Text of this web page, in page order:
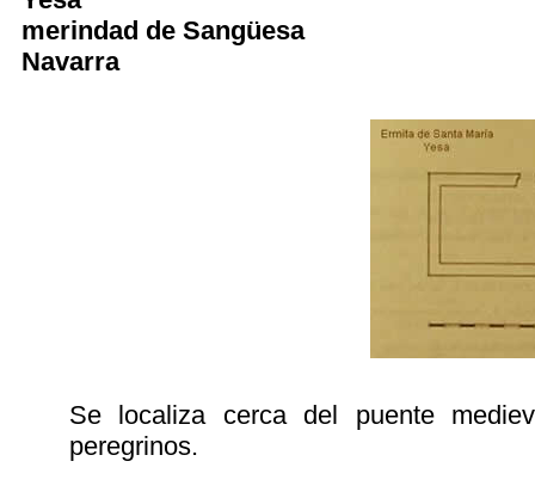
merindad de Sangüesa
Navarra
Se localiza cerca del puente
peregrinos.